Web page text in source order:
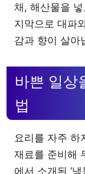
채, 해산물을
지막으로 대파
감과 향이 살아
바쁜 일상
법
요리를 자주 하
재료를 준비해
에서 소개된 ‘